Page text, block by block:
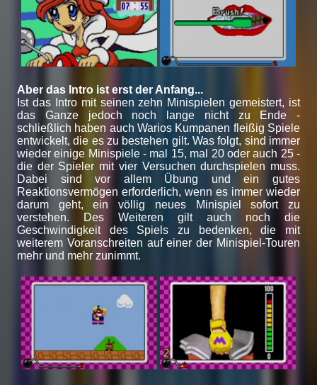
Aber das Intro ist erst der Anfang...
Ist das Intro mit seinen zehn Minispielen gemeistert, ist
das Ganze jedoch noch lange nicht zu Ende -
schließlich haben auch Warios Kumpanen fleißig Spiele
entwickelt, die es zu bestehen gilt. Was folgt, sind immer
wieder einige Minispiele - mal 15, mal 20 oder auch 25 -
die der Spieler mit vier Versuchen durchspielen muss.
Dabei sind vor allem Übung und ein gutes
Reaktionsvermögen erforderlich, wenn es immer wieder
darum geht, ein völlig neues Minispiel sofort zu
verstehen. Des Weiteren gilt auch noch die
Geschwindigkeit des Spiels zu bedenken, die mit
weiterem Voranschreiten auf einer der Minispiel-Touren
mehr und mehr zunimmt.